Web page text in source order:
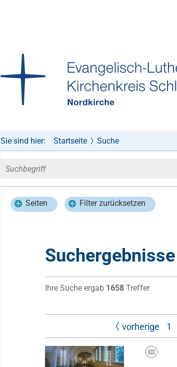
Sie sind hier: Startseite Suche
Seiten Filter zurücksetzen
Suchergebnisse
Ihre Suche ergab 1658 Treffer
vorherige 1